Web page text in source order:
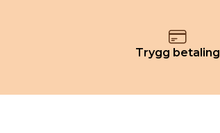
Trygg betaling